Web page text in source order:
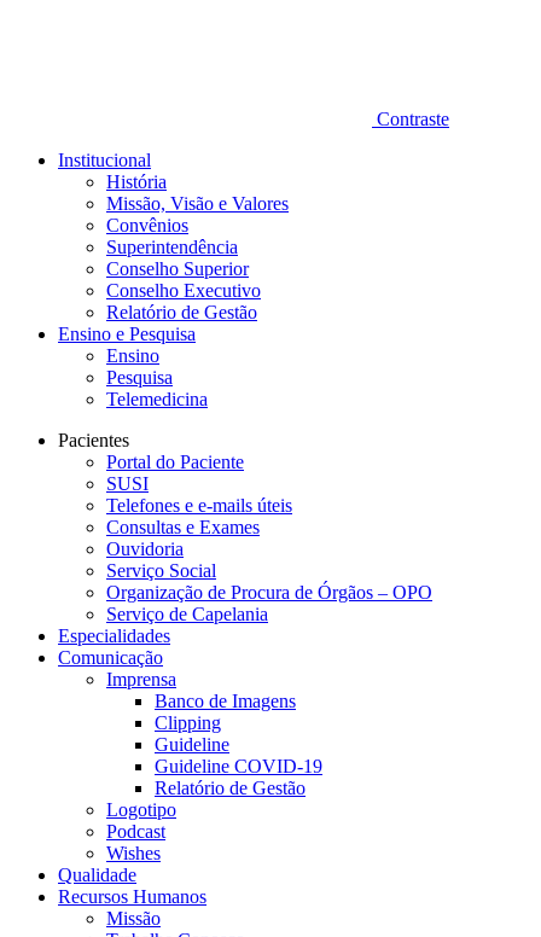
Contraste
Institucional
História
Missão, Visão e Valores
Convênios
Superintendência
Conselho Superior
Conselho Executivo
Relatório de Gestão
Ensino e Pesquisa
Ensino
Pesquisa
Telemedicina
Pacientes
Portal do Paciente
SUSI
Telefones e e-mails úteis
Consultas e Exames
Ouvidoria
Serviço Social
Organização de Procura de Órgãos – OPO
Serviço de Capelania
Especialidades
Comunicação
Imprensa
Banco de Imagens
Clipping
Guideline
Guideline COVID-19
Relatório de Gestão
Logotipo
Podcast
Wishes
Qualidade
Recursos Humanos
Missão